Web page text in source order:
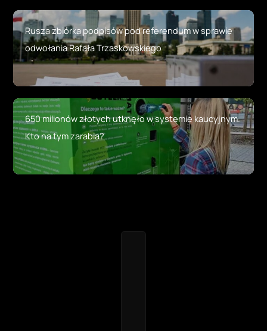
Rusza zbiórka podpisów pod referendum w sprawie
odwołania Rafała Trzaskowskiego
650 milionów złotych utknęło w systemie kaucyjnym.
Kto na tym zarabia?